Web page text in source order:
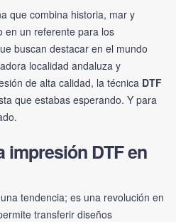
que combina historia, mar y
en un referente para los
buscan destacar en el mundo
localidad andaluza y
de alta calidad, la técnica DTF
que estabas esperando. Y para
impresión DTF en
tendencia; es una revolución en
transferir diseños